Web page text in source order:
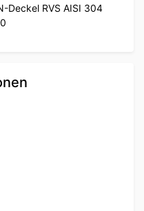
Deckel RVS AISI 304